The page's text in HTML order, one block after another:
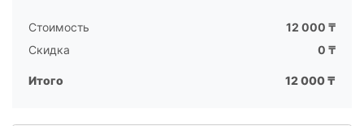
Стоимость
12 000 ₸
Скидка
0 ₸
Итого 12 000 ₸